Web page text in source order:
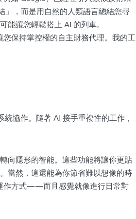
」，而是用自然的人類語言總結您尋
能讓您輕鬆搭上 AI 的列車。
保持掌控權的自主財務代理。我的工
協作。隨著 AI 接手重複性的工作，
向隱形的智能。這些功能將讓你更貼
當然，這還能為你節省難以想像的時
作方式——而且感覺就像進行日常對